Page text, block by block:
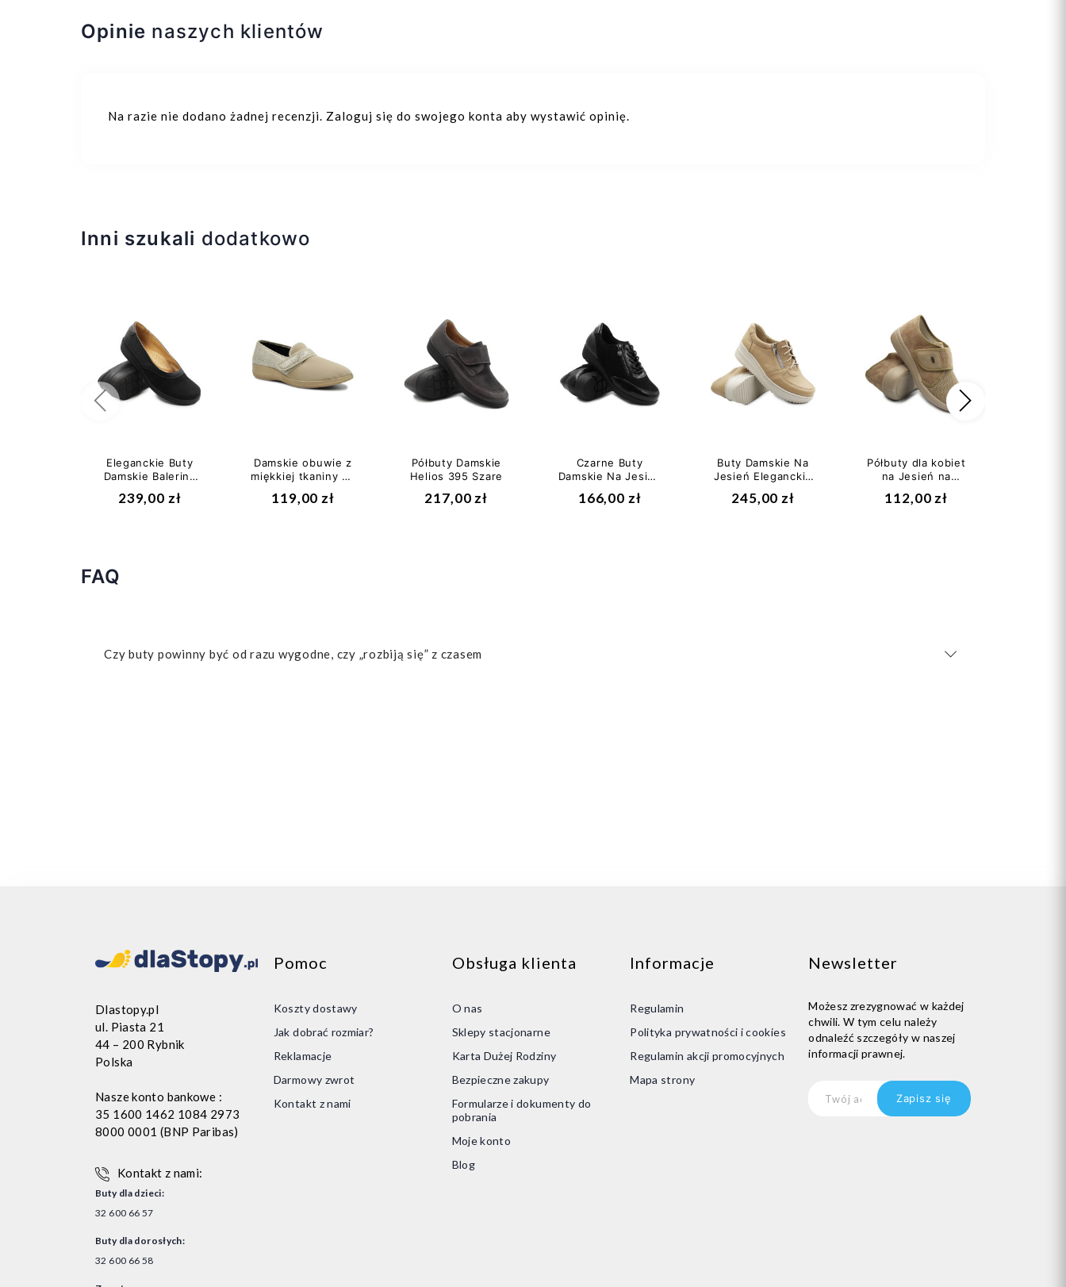
Opinie naszych klientów
Na razie nie dodano żadnej recenzji. Zaloguj się do swojego konta aby wystawić opinię.
Inni szukali dodatkowo
Eleganckie Buty
Damskie Baleriny
239,00 zł
Damskie obuwie z
miękkiej tkaniny na
FLEX 4361
119,00 zł
Półbuty Damskie
Helios 395 Szare
217,00 zł
Czarne Buty
Damskie Na Jesień
166,00 zł
Buty Damskie Na
Jesień Eleganckie
245,00 zł
Półbuty dla kobiet
na Jesień na
orto 088D002
112,00 zł
Poprzedni
FAQ
Czy buty powinny być od razu wygodne, czy „rozbiją się” z czasem
Dlastopy.pl
ul. Piasta 21
44 – 200 Rybnik
Polska
Nasze konto bankowe :
35 1600 1462 1084 2973
8000 0001 (BNP Paribas)
Kontakt z nami:
Buty dla dzieci:
32 600 66 57
Buty dla dorosłych:
32 600 66 58
Pomoc
Koszty dostawy
Jak dobrać rozmiar?
Reklamacje
Darmowy zwrot
Kontakt z nami
Obsługa klienta
O nas
Sklepy stacjonarne
Karta Dużej Rodziny
Bezpieczne zakupy
Formularze i dokumenty do
pobrania
Moje konto
Blog
Informacje
Regulamin
Polityka prywatności i cookies
Regulamin akcji promocyjnych
Mapa strony
Newsletter
Możesz zrezygnować w każdej
chwili. W tym celu należy
odnaleźć szczegóły w naszej
informacji prawnej.